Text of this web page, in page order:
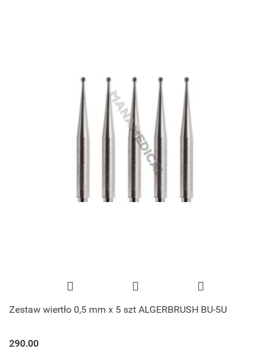
Zestaw wiertło 0,5 mm x 5 szt ALGERBRUSH BU-5U
290.00